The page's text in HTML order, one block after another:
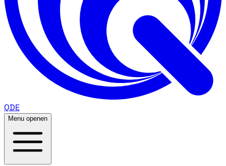
QDE
Menu openen